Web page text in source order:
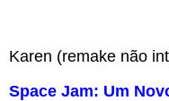
Karen (remake não
Space Jam: Um